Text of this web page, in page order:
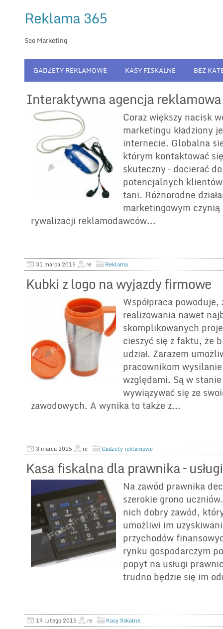
Reklama 365
Seo Marketing
GADŻETY REKLAMOWE KASY FISKALNE BEZ
Interaktywna agencja reklamowa
Coraz większy nacisk
marketingu kładziony
internecie. Globalna
którym kontaktować
skuteczny – docierać
potencjalnych klientów
tani. Różnorodne
marketingowym
rywalizacji reklamodawców...
31 marca 2015 re Reklama
Kubki z logo na wyjazdy firmowe
Współpraca
realizowania nawet
skomplikowanych
cieszyć się z faktu, że
udział. Zarazem
pracownikom
względami. Są w
wywiązywać się ze
zawodowych. A wynika to także z...
3 marca 2015 re Gadżety reklamowe
Kasa fiskalna dla prawnika –
Na zawód prawnika
szerokie grono
nich dobry zawód,
umożliwi im
przychodów
rynku gospodarczym
popyt na usługi
trudno będzie się im
19 lutego 2015 re Kasy fiskalne